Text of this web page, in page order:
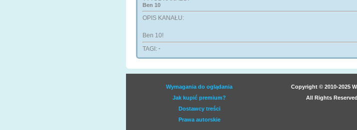
Ben 10
OPIS KANAŁU:
Ben 10!
TAGI: -
Wymagania do oglądania
Jak kupić premium?
Dostawcy treści
Prawa autorskie
Copyright © 2010-2025
All Rights